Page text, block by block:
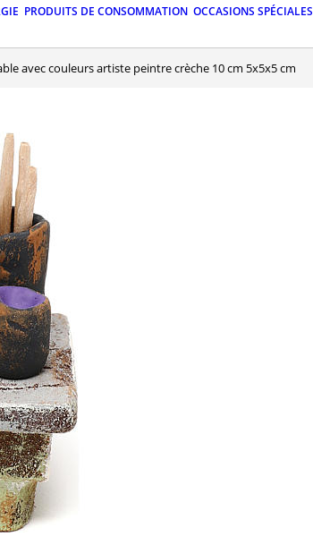
PRODUITS DE CONSOMMATION OCCASIONS SPÉCIALES
avec couleurs artiste peintre crèche 10 cm 5x5x5 cm